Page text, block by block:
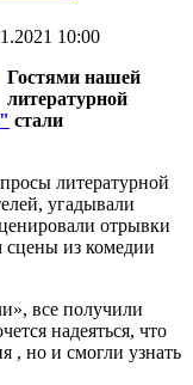
10:00
Гостями нашей
литературной
стали
литературной
угадывали
отрывки
сцены из комедии
все получили
надеяться, что
, но и смогли узнать